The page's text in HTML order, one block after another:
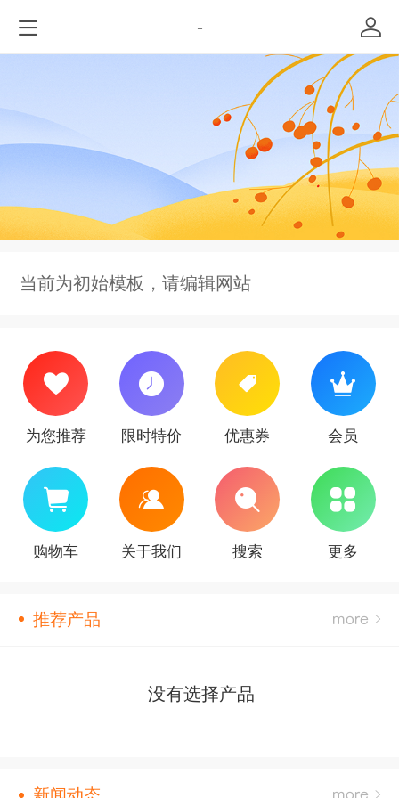
-
当前为初始模板，请编辑网站
为您推荐 限时特价 优惠券 会员
购物车 关于我们 搜索 更多
推荐产品
没有选择产品